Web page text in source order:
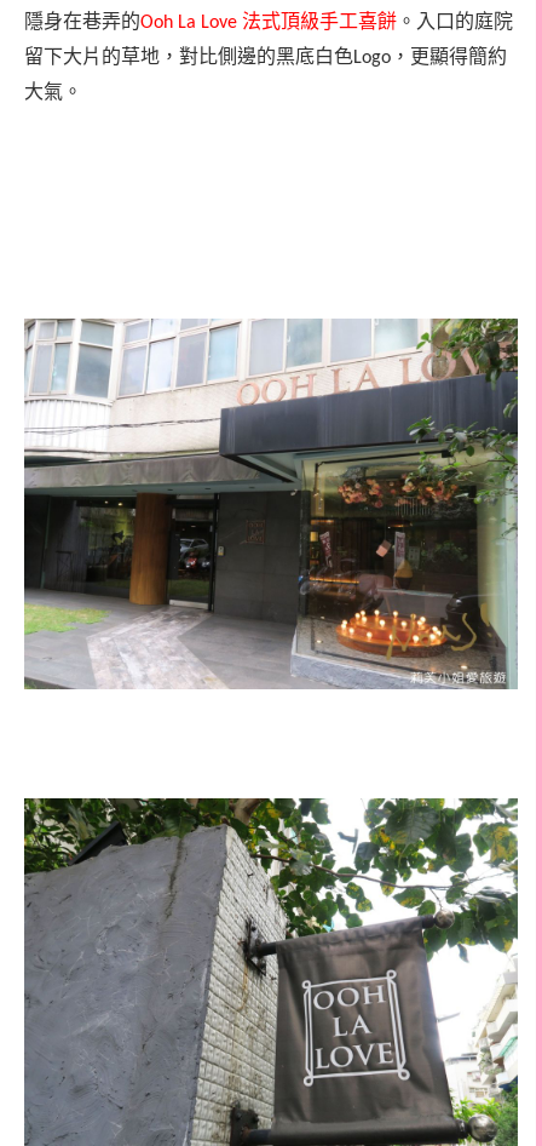
隱身在巷弄的Ooh La Love 法式頂級手工喜餅 。入口的庭院
留下大片的草地，對比側邊的黑底白色Logo ，更顯得簡約
大氣。